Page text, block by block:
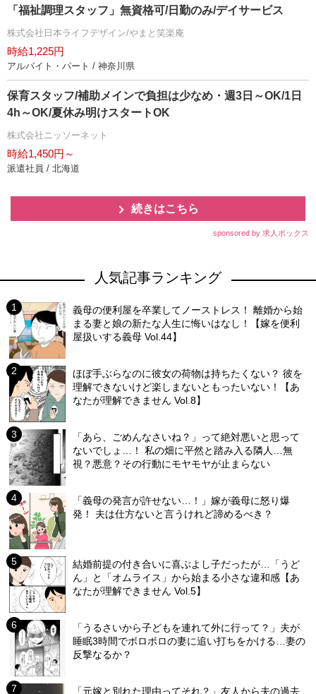
「福祉調理スタッフ」無資格可/日勤のみ/デイサービス
株式会社日本ライフデザイン/やまと笑楽庵
時給1,225円
アルバイト・パート / 神奈川県
保育スタッフ/補助メインで負担は少なめ・週3日～OK/1日
4h～OK/夏休み明けスタートOK
株式会社ニッソーネット
時給1,450円～
派遣社員 / 北海道
続きはこちら
sponsored by 求人ボックス
人気記事ランキング
義母の便利屋を卒業してノーストレス！ 離婚から始
まる妻と娘の新たな人生に悔いはなし！【嫁を便利
屋扱いする義母 Vol.44】
ほぼ手ぶらなのに彼女の荷物は持ちたくない？ 彼を
理解できないけど楽しまないともったいない！【あ
なたが理解できません Vol.8】
「あら、ごめんなさいね？」って絶対悪いと思って
ないでしょ…！ 私の畑に平然と踏み入る隣人…無
視？悪意？その行動にモヤモヤが止まらない
「義母の発言が許せない…！」嫁が義母に怒り爆
発！ 夫は仕方ないと言うけれど諦めるべき？
結婚前提の付き合いに喜ぶよし子だったが…「うど
ん」と「オムライス」から始まる小さな違和感【あ
なたが理解できません Vol.5】
「うるさいから子どもを連れて外に行って？」夫が
睡眠3時間でボロボロの妻に追い打ちをかける…妻の
反撃なるか？
「元嫁と別れた理由ってそれ？」友人から夫の過去